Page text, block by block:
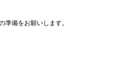
準備をお願いします。